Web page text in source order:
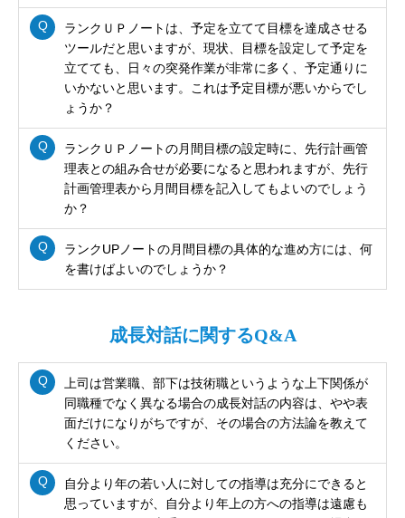
ランクＵＰノートは、予定を立てて目標を達成させる
ツールだと思いますが、現状、目標を設定して予定を
立てても、日々の突発作業が非常に多く、予定通りに
いかないと思います。これは予定目標が悪いからでし
ょうか？
ランクＵＰノートの月間目標の設定時に、先行計画管
理表との組み合せが必要になると思われますが、先行
計画管理表から月間目標を記入してもよいのでしょう
か？
ランクUPノートの月間目標の具体的な進め方には、何
を書けばよいのでしょうか？
成長対話に関するQ&A
上司は営業職、部下は技術職というような上下関係が
同職種でなく異なる場合の成長対話の内容は、やや表
面だけになりがちですが、その場合の方法論を教えて
ください。
自分より年の若い人に対しての指導は充分にできると
思っていますが、自分より年上の方への指導は遠慮も